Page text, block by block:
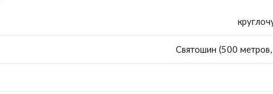
Святошин (500